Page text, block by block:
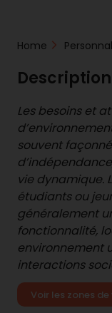
Home
Les besoins et
souvent
vie dynamique.
étudiants ou
généralement
fonctionnalité,
environnement
interactions
Voir les zones